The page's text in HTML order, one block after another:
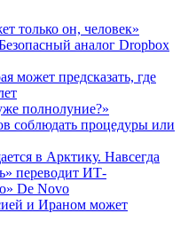
только он, человек»
аналог Dropbox
может предсказать, где
полнолуние?»
соблюдать процедуры или
в Арктику. Навсегда
переводит ИТ-
De Novo
и Ираном может